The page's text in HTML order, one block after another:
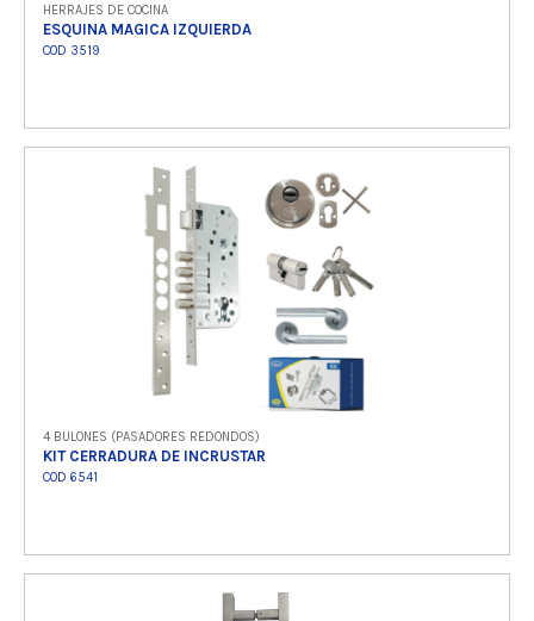
HERRAJES DE COCINA
ESQUINA MAGICA IZQUIERDA
COD 3519
Ver producto
4 BULONES (PASADORES REDONDOS)
KIT CERRADURA DE INCRUSTAR
COD 6541
Ver producto